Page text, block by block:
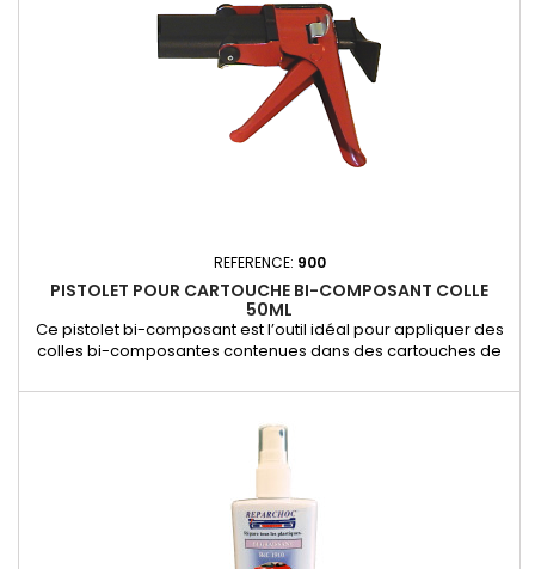
REFERENCE: 900
PISTOLET POUR CARTOUCHE BI-COMPOSANT COLLE
50ML
Ce pistolet bi-composant est l’outil idéal pour appliquer des
colles bi-composantes contenues dans des cartouches de
il est parfait pour la réparation des pattes de phares en
précis et un mélange homogène. Applications : Réparation
des...